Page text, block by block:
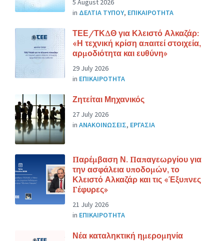
5 August 2026
in ΔΕΛΤΙΑ ΤΥΠΟΥ, ΕΠΙΚΑΙΡΟΤΗΤΑ
ΤΕΕ/ΤΚΔΘ για Κλειστό Αλκαζάρ:
«Η τεχνική κρίση απαιτεί στοιχεία,
αρμοδιότητα και ευθύνη»
29 July 2026
in ΕΠΙΚΑΙΡΟΤΗΤΑ
Ζητείται Μηχανικός
27 July 2026
in ΑΝΑΚΟΙΝΩΣΕΙΣ, ΕΡΓΑΣΙΑ
Παρέμβαση Ν. Παπαγεωργίου για
την ασφάλεια υποδομών, το
Κλειστό Αλκαζάρ και τις «Έξυπνες
Γέφυρες»
21 July 2026
in ΕΠΙΚΑΙΡΟΤΗΤΑ
Νέα καταληκτική ημερομηνία